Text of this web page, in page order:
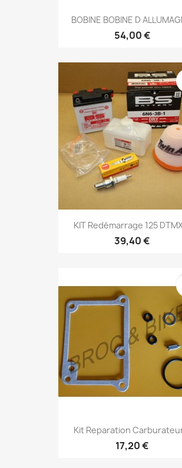
BOBINE BOBINE D
54,00 €
KIT Redémarrage 125
39,40 €
Kit Reparation
17,20 €